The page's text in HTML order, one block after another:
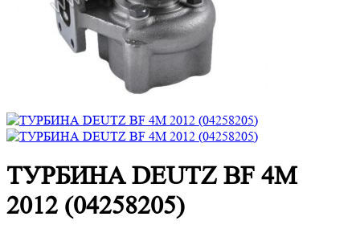
ТУРБИНА DEUTZ BF 4M
2012 (04258205)